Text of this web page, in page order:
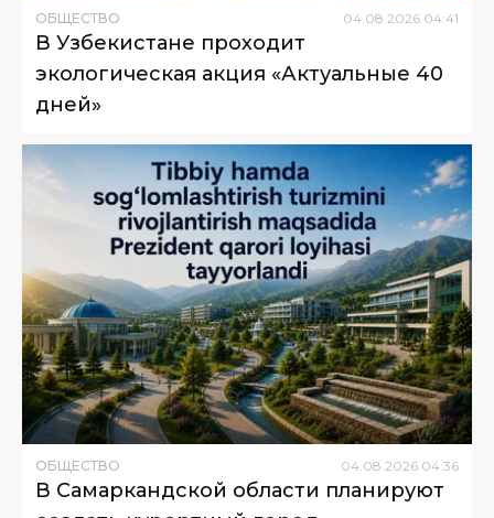
ОБЩЕСТВО 04 08 2026 04:41
В Узбекистане проходит
экологическая акция «Актуальные 40
дней»
ОБЩЕСТВО 04 08 2026 04:36
В Самаркандской области планируют